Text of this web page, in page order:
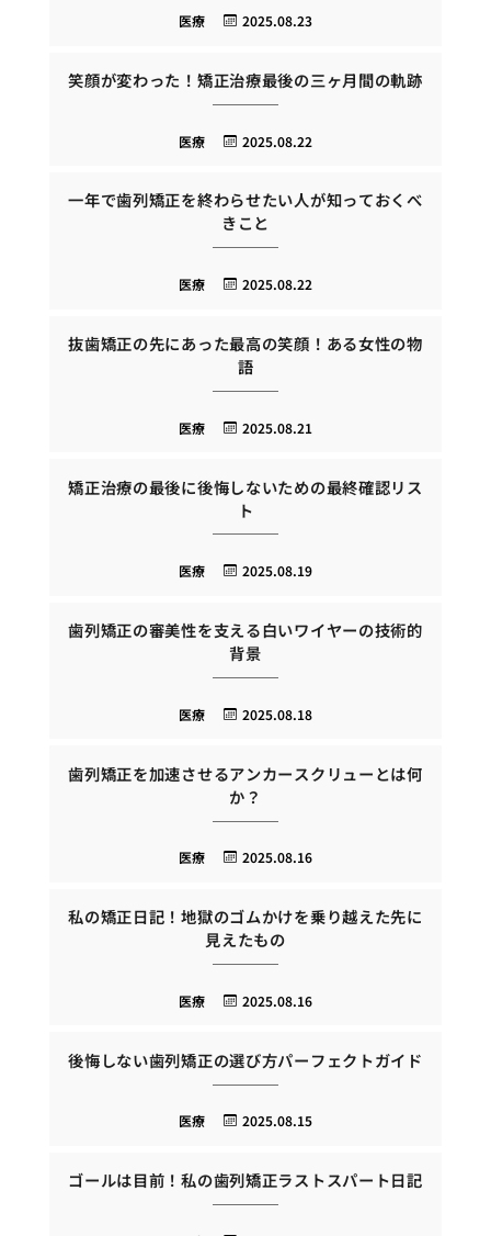
2025.08.23
医療
笑顔が変わった！矯正治療最後の三ヶ月間の軌跡
2025.08.22
医療
一年で歯列矯正を終わらせたい人が知っておくべ
きこと
2025.08.22
医療
抜歯矯正の先にあった最高の笑顔！ある女性の物
語
2025.08.21
医療
矯正治療の最後に後悔しないための最終確認リス
ト
2025.08.19
医療
歯列矯正の審美性を支える白いワイヤーの技術的
背景
2025.08.18
医療
歯列矯正を加速させるアンカースクリューとは何
か？
2025.08.16
医療
私の矯正日記！地獄のゴムかけを乗り越えた先に
見えたもの
2025.08.16
医療
後悔しない歯列矯正の選び方パーフェクトガイド
2025.08.15
医療
ゴールは目前！私の歯列矯正ラストスパート日記